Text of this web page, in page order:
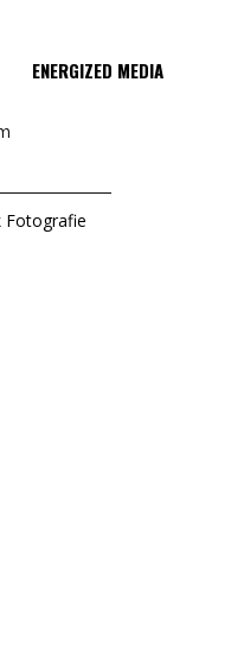
ENERGIZED MEDIA
Fotografie